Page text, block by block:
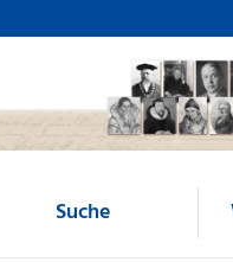
Suche